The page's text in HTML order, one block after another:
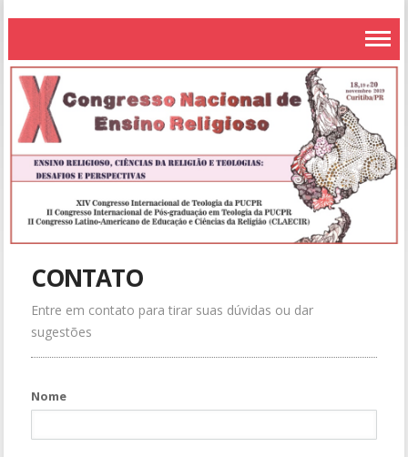
CONTATO
Entre em contato para tirar suas dúvidas ou dar
sugestões
Nome